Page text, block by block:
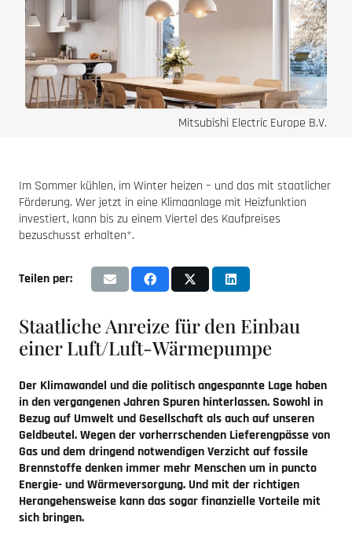
Mitsubishi Electric Europe B.V.
Im Sommer kühlen, im Winter heizen – und das mit staatlicher
Förderung. Wer jetzt in eine Klimaanlage mit Heizfunktion
investiert, kann bis zu einem Viertel des Kaufpreises
bezuschusst erhalten*.
Teilen per:
Staatliche Anreize für den Einbau
einer Luft/Luft-Wärmepumpe
Der Klimawandel und die politisch angespannte Lage haben
in den vergangenen Jahren Spuren hinterlassen. Sowohl in
Bezug auf Umwelt und Gesellschaft als auch auf unseren
Geldbeutel. Wegen der vorherrschenden Lieferengpässe von
Gas und dem dringend notwendigen Verzicht auf fossile
Brennstoffe denken immer mehr Menschen um in puncto
Energie- und Wärmeversorgung. Und mit der richtigen
Herangehensweise kann das sogar finanzielle Vorteile mit
sich bringen.